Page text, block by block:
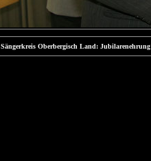
Sängerkreis Oberbergisch Land: Jubilarenehrung